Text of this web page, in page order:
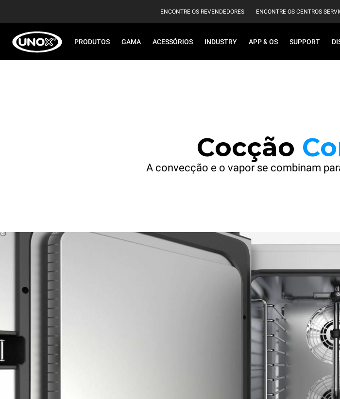
ENCONTRE OS REVENDEDORES ENCONTRE OS CENTROS
PRODUTOS GAMA ACESSÓRIOS INDUSTRY APP & OS SUPPORT
Cocção
A convecção e o vapor se combinam